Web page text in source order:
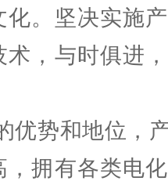
化。坚决实施
术，与时俱进
优势和地位，
，拥有各类电